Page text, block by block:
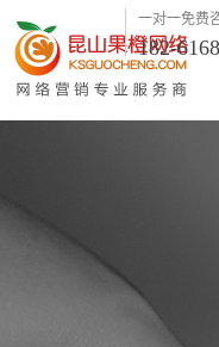
一对一免费
182-